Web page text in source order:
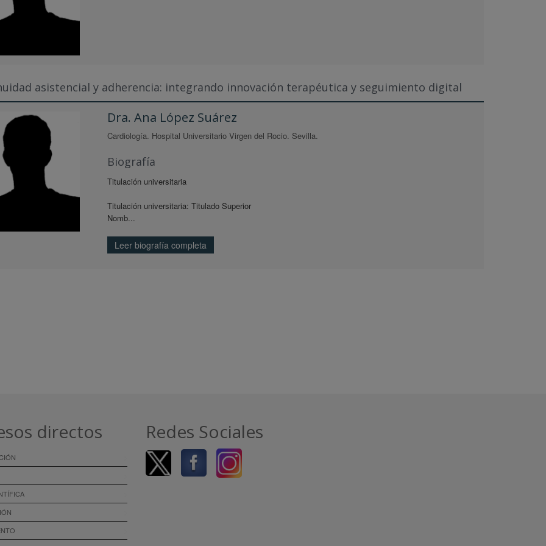
asistencial y adherencia: integrando innovación terapéutica y seguimiento digital
Dra. Ana López Suárez
Cardiología. Hospital Universitario Virgen del Rocio. Sevilla.
Biografía
Titulación universitaria
Titulación universitaria: Titulado Superior
Nomb...
Leer biografía completa
directos Redes Sociales